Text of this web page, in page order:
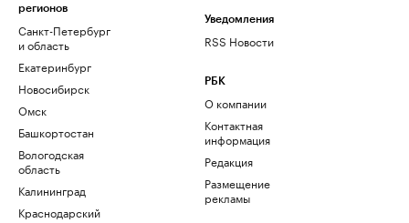
регионов
Санкт-Петербург
и область
Екатеринбург
Новосибирск
Омск
Башкортостан
Вологодская
область
Калининград
Краснодарский
Уведомления
RSS Новости
РБК
О компании
Контактная
информация
Редакция
Размещение
рекламы